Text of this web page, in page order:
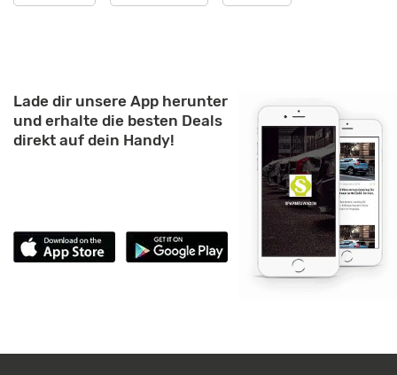
Lade dir unsere App herunter
und erhalte die besten Deals
direkt auf dein Handy!